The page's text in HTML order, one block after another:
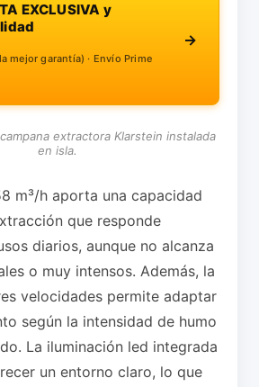
EXCLUSIVA y
mejor garantía) · Envío Prime
→
extractora Klarstein instalada
en isla.
m³/h aporta una capacidad
que responde
diarios, aunque no alcanza
o muy intensos. Además, la
velocidades permite adaptar
según la intensidad de humo
La iluminación led integrada
un entorno claro, lo que